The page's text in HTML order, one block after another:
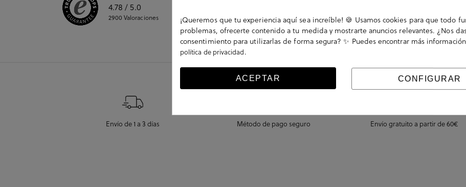
4.78 / 5.0
2900 Valoraciones
Comprar en Pablo Ochoa siempre es un acierto;
tienen gran variedad de calzado, de calidad y te
llega a casa enseguida. A...
Rápida
Envío de 1 a 3 días Método de pago seguro Envío gratuito a partir de 60€
¡Queremos que tu experiencia aquí sea increíble! 🍪 Usamos cookies para que todo
problemas, ofrecerte contenido a tu medida y mostrarte anuncios relevantes. ¿Nos
consentimiento para utilizarlas de forma segura? ✨ Puedes encontrar más
política de privacidad.
ACEPTAR CONFIGURAR